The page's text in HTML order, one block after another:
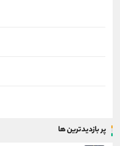
پر بازدیدترین ها